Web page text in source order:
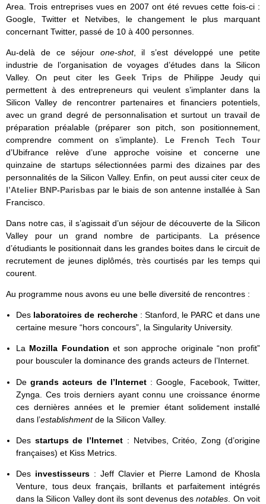
Area. Trois entreprises vues en 2007 ont été revues cette fois-ci :
Google, Twitter et Netvibes, le changement le plus marquant
concernant Twitter, passé de 10 à 400 personnes.
Au-delà de ce séjour one-shot, il s’est développé une petite
industrie de l’organisation de voyages d’études dans la Silicon
Valley. On peut citer les Geek Trips de Philippe Jeudy qui
permettent à des entrepreneurs qui veulent s’implanter dans la
Silicon Valley de rencontrer partenaires et financiers potentiels,
avec un grand degré de personnalisation et surtout un travail de
préparation préalable (préparer son pitch, son positionnement,
comprendre comment on s’implante). Le French Tech Tour
d’Ubifrance relève d’une approche voisine et concerne une
quinzaine de startups sélectionnées parmi des dizaines par des
personnalités de la Silicon Valley. Enfin, on peut aussi citer ceux de
l’Atelier BNP-Parisbas par le biais de son antenne installée à San
Francisco.
Dans notre cas, il s’agissait d’un séjour de découverte de la Silicon
Valley pour un grand nombre de participants. La présence
d’étudiants le positionnait dans les grandes boites dans le circuit de
recrutement de jeunes diplômés, très courtisés par les temps qui
courent.
Au programme nous avons eu une belle diversité de rencontres :
Des laboratoires de recherche : Stanford, le PARC et dans une
certaine mesure “hors concours”, la Singularity University.
La Mozilla Foundationet son approche originale “non profit”
pour bousculer la dominance des grands acteurs de l’Internet.
Degrands acteurs de l’Internet : Google, Facebook, Twitter,
Zynga. Ces trois derniers ayant connu une croissance énorme
ces dernières années et le premier étant solidement installé
dans l’establishmentde la Silicon Valley.
Des startups de l’Internet : Netvibes, Critéo, Zong (d’origine
françaises) et Kiss Metrics.
Des investisseurs : Jeff Clavier et Pierre Lamond de Khosla
Venture, tous deux français, brillants et parfaitement intégrés
dans la Silicon Valley dont ils sont devenus desnotables . On voit